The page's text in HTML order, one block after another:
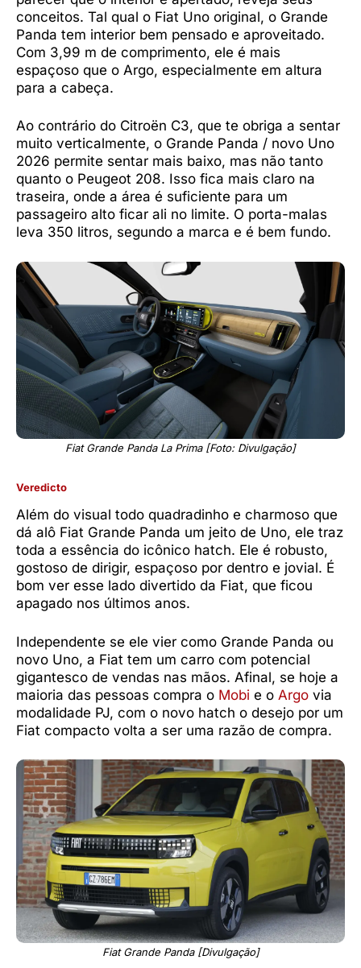
conceitos. Tal qual o Fiat Uno original, o Grande
Panda tem interior bem pensado e aproveitado.
Com 3,99 m de comprimento, ele é mais
espaçoso que o Argo, especialmente em altura
para a cabeça.
Ao contrário do Citroën C3, que te obriga a sentar
muito verticalmente, o Grande Panda / novo Uno
2026 permite sentar mais baixo, mas não tanto
quanto o Peugeot 208. Isso fica mais claro na
traseira, onde a área é suficiente para um
passageiro alto ficar ali no limite. O porta-malas
leva 350 litros, segundo a marca e é bem fundo.
Fiat Grande Panda La Prima [Foto: Divulgação]
Veredicto
Além do visual todo quadradinho e charmoso que
dá alô Fiat Grande Panda um jeito de Uno, ele traz
toda a essência do icônico hatch. Ele é robusto,
gostoso de dirigir, espaçoso por dentro e jovial. É
bom ver esse lado divertido da Fiat, que ficou
apagado nos últimos anos.
Independente se ele vier como Grande Panda ou
novo Uno, a Fiat tem um carro com potencial
gigantesco de vendas nas mãos. Afinal, se hoje a
maioria das pessoas compra o Mobi e o Argo via
modalidade PJ, com o novo hatch o desejo por um
Fiat compacto volta a ser uma razão de compra.
Fiat Grande Panda [Divulgação]